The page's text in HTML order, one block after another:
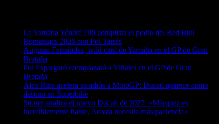
La Yamaha Ténéré 700 conquista el podio del Red Bull
Romaniacs 2026 con Pol Tarrés
Augusto Fernández, wild card de Yamaha en el GP de Gran
Bretaña
Pol Espargaró reemplazará a Viñales en el GP de Gran
Bretaña
Álex Rins acelera su adiós a MotoGP: Ducati aparece como
destino en Superbike
Stoner analiza el nuevo Ducati de 2027: «Márquez es
increíblemente fiable, Acosta necesita más paciencia»